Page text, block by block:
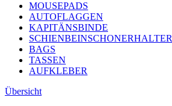
MOUSEPADS
AUTOFLAGGEN
KAPITÄNSBINDE
SCHIENBEINSCHONERHALTER
BAGS
TASSEN
AUFKLEBER
Übersicht